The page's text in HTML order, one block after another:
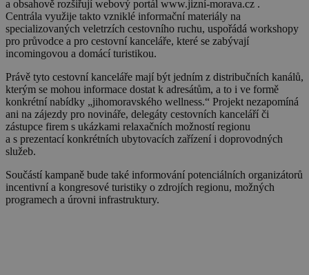
a obsahově rozšiřují webový portál www.jizní-morava.cz .
Centrála využije takto vzniklé informační materiály na
specializovaných veletrzích cestovního ruchu, uspořádá workshopy
pro průvodce a pro cestovní kanceláře, které se zabývají
incomingovou a domácí turistikou.
Právě tyto cestovní kanceláře mají být jedním z distribučních kanálů,
kterým se mohou informace dostat k adresátům, a to i ve formě
konkrétní nabídky „jihomoravského wellness.“ Projekt nezapomíná
ani na zájezdy pro novináře, delegáty cestovních kanceláří či
zástupce firem s ukázkami relaxačních možností regionu
a s prezentací konkrétních ubytovacích zařízení i doprovodných
služeb.
Součástí kampaně bude také informování potenciálních organizátorů
incentivní a kongresové turistiky o zdrojích regionu, možných
programech a úrovni infrastruktury.